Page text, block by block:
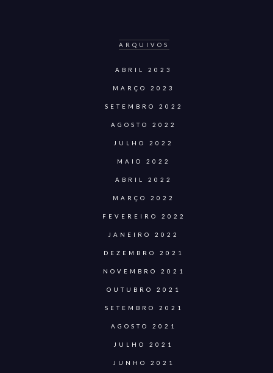
ARQUIVOS
ABRIL 2023
MARÇO 2023
SETEMBRO 2022
AGOSTO 2022
JULHO 2022
MAIO 2022
ABRIL 2022
MARÇO 2022
FEVEREIRO 2022
JANEIRO 2022
DEZEMBRO 2021
NOVEMBRO 2021
OUTUBRO 2021
SETEMBRO 2021
AGOSTO 2021
JULHO 2021
JUNHO 2021